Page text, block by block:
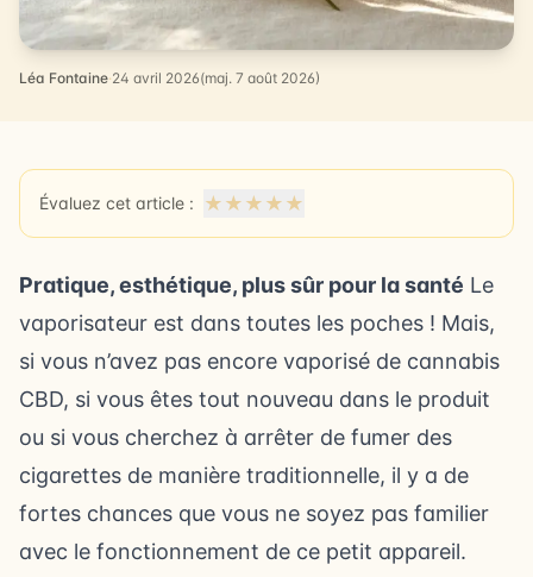
Léa Fontaine·24 avril 2026(maj. 7 août 2026)
Évaluez cet article : ★ ★ ★ ★ ★
Pratique, esthétique, plus sûr pour la santé Le
vaporisateur est dans toutes les poches ! Mais,
si vous n’avez pas encore vaporisé de cannabis
CBD, si vous êtes tout nouveau dans le produit
ou si vous cherchez à arrêter de fumer des
cigarettes de manière traditionnelle, il y a de
fortes chances que vous ne soyez pas familier
avec le fonctionnement de ce petit appareil.